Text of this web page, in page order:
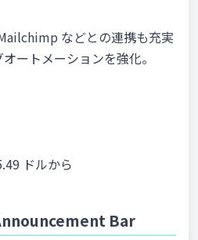
などとの連携も充実
ートメーションを強化。
ドルから
Bar